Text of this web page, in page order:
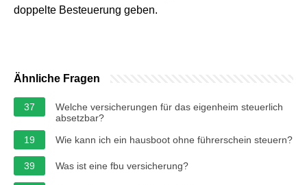
doppelte Besteuerung geben.
Ähnliche Fragen
37
Welche versicherungen für das eigenheim steuerlich
absetzbar?
19
Wie kann ich ein hausboot ohne führerschein steuern?
39 Was ist eine fbu versicherung?